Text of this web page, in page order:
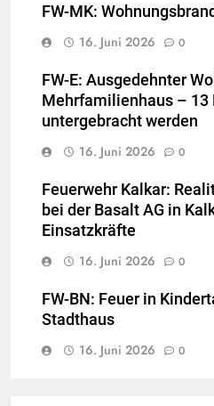
FW-MK:
16. Juni 2026
0
FW-E: Ausgedehnter
Mehrfamilienhaus – 13
untergebracht werden
16. Juni 2026
0
Feuerwehr Kalkar:
bei der Basalt AG in
Einsatzkräfte
16. Juni 2026
0
FW-BN: Feuer in
Stadthaus
16. Juni 2026
0